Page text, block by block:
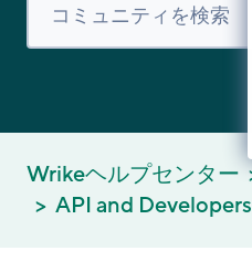
Wrikeヘルプセンター
API and Developers